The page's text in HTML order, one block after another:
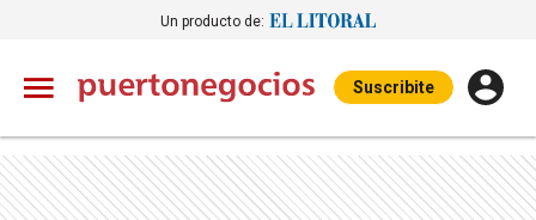
Un producto de:
Suscribite